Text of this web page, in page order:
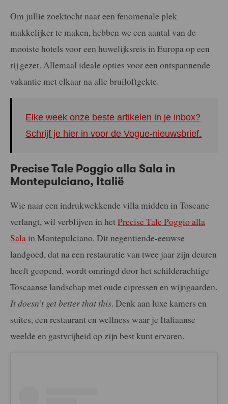
Om jullie zoektocht naar een fenomenale plek
makkelijker te maken, hebben we een aantal van de
mooiste hotels voor een huwelijksreis in Europa op een
rij gezet. Allemaal ideale opties voor een ontspannende
vakantie met elkaar na alle bruiloftgekte.
Elke week onze beste artikelen in je inbox?
Schrijf je hier in voor de Vogue-nieuwsbrief.
Precise Tale Poggio alla Sala in
Montepulciano, Italië
Wie naar een indrukwekkende villa midden in Toscane
verlangt, wil verblijven in hetPrecise Tale Poggio alla
Sala in Montepulciano. Dit negentiende-eeuwse
landgoed, dat na een restauratie van twee jaar zijn deuren
heeft geopend, wordt omringd door het schilderachtige
Toscaanse landschap met oude cipressen en wijngaarden.
It doesn’t get better that this. Denk aan luxe kamers en
suites, een restaurant en wellness waar je Italiaanse
weelde en gastvrijheid op zijn best kunt ervaren.